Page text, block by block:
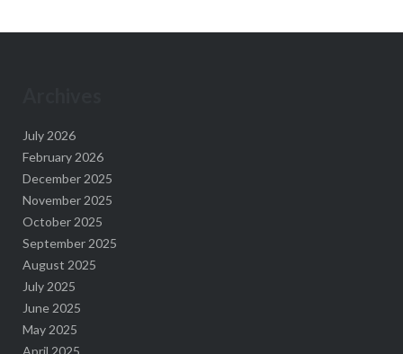
July 2026
February 2026
December 2025
November 2025
October 2025
September 2025
August 2025
July 2025
June 2025
May 2025